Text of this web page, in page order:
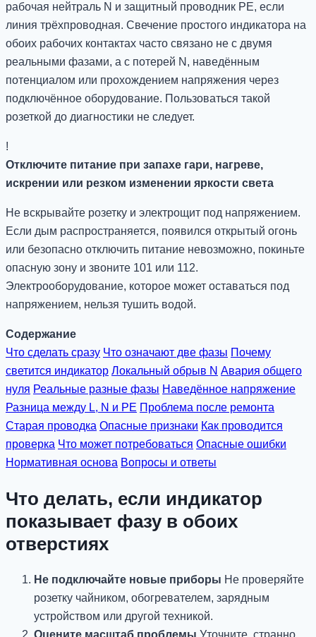
рабочая нейтраль N и защитный проводник PE, если
линия трёхпроводная. Свечение простого индикатора на
обоих рабочих контактах часто связано не с двумя
реальными фазами, а с потерей N, наведённым
потенциалом или прохождением напряжения через
подключённое оборудование. Пользоваться такой
розеткой до диагностики не следует.
!
Отключите питание при запахе гари, нагреве,
искрении или резком изменении яркости света
Не вскрывайте розетку и электрощит под напряжением.
Если дым распространяется, появился открытый огонь
или безопасно отключить питание невозможно, покиньте
опасную зону и звоните 101 или 112.
Электрооборудование, которое может оставаться под
напряжением, нельзя тушить водой.
Содержание
Что сделать сразу Что означают две фазы Почему
светится индикатор Локальный обрыв N Авария общего
нуля Реальные разные фазы Наведённое напряжение
Разница между L, N и PE Проблема после ремонта
Старая проводка Опасные признаки Как проводится
проверка Что может потребоваться Опасные ошибки
Нормативная основа Вопросы и ответы
Что делать, если индикатор
показывает фазу в обоих
отверстиях
Не подключайте новые приборы Не проверяйте
розетку чайником, обогревателем, зарядным
устройством или другой техникой.
Оцените масштаб проблемы Уточните, странно